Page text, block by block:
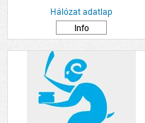
Hálózat adatlap
Info